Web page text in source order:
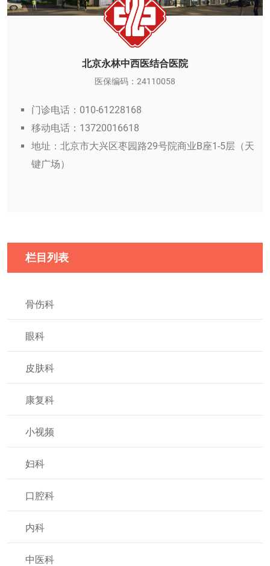
北京永林中西医结合医院
医保编码：24110058
门诊电话：010-61228168
移动电话：13720016618
地址：北京市大兴区枣园路29号院商业B座1-5层（天
键广场）
栏目列表
骨伤科
眼科
皮肤科
康复科
小视频
妇科
口腔科
内科
中医科